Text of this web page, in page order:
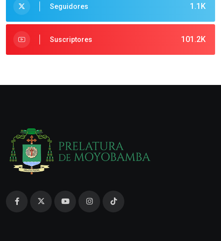
1.1K
Seguidores
101.2K
Suscriptores